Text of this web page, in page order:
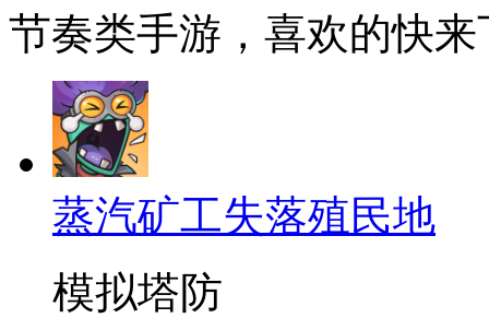
节奏类手游，喜欢的快
蒸汽矿工失落殖民地
模拟塔防